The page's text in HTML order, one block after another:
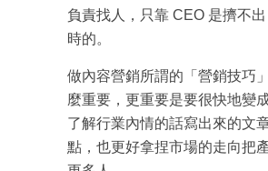
負責找人，只靠 CEO 是擠不
時的。
做內容營銷所謂的「營銷技巧
麼重要，更重要是要很快地變
了解行業內情的話寫出來的文
點，也更好拿捏市場的走向把